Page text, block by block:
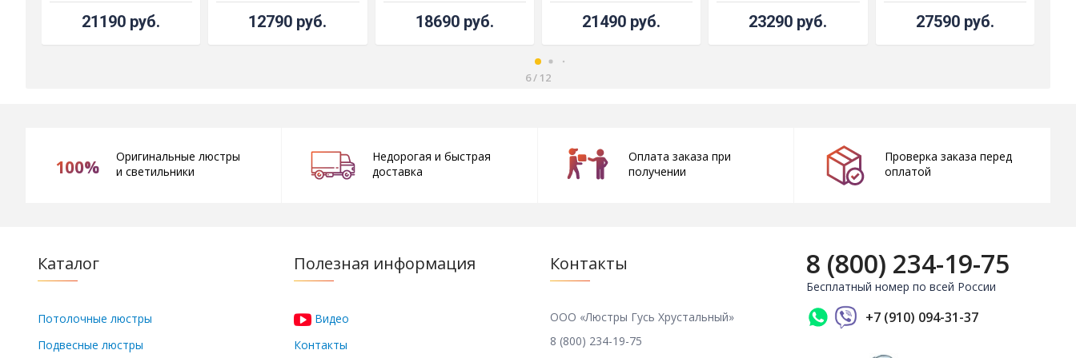
21190 руб. 12790 руб. 18690 руб. 21490 руб. 23290 руб. 27590 руб.
6/ 12
100%
Оригинальные люстры
и светильники
Недорогая и быстрая
доставка
Оплата заказа при
получении
Проверка заказа перед
оплатой
Каталог
Потолочные люстры
Подвесные люстры
Полезная информация
Видео
Контакты
Контакты
ООО «Люстры Гусь Хрустальный»
8 (800) 234-19-75
8 (800) 234-19-75
Бесплатный номер по всей России
+7 (910) 094-31-37